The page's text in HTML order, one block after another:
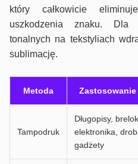
który całkowicie
uszkodzenia znaku. Dla
tonalnych na tekstyliach
sublimację.
Metoda Zastosowanie
Tampodruk
Długopisy,
elektronika,
gadżety